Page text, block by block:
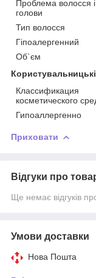
Проблема волосся і
голови
Тип волосся
Гіпоалергенний
Об`єм
Классификация
косметического
Гипоаллергенно
Приховати
Відгуки про
Ще немає відгуків
Умови доставки
Нова Пошта